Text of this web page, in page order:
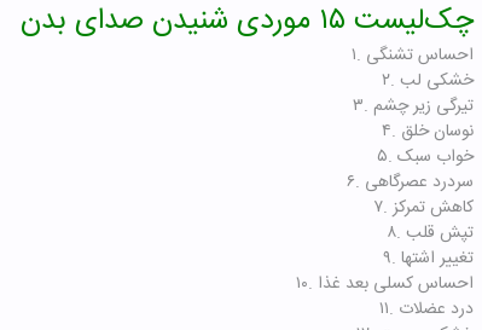
چک‌لیست ۱۵ موردی شنیدن صدای بدن
۱. احساس تشنگی
۲. خشکی لب
۳. تیرگی زیر چشم
۴. نوسان خلق
۵. خواب سبک
۶. سردرد عصرگاهی
۷. کاهش تمرکز
۸. تپش قلب
۹. تغییر اشتها
۱۰. احساس کسلی بعد غذا
۱۱. درد عضلات